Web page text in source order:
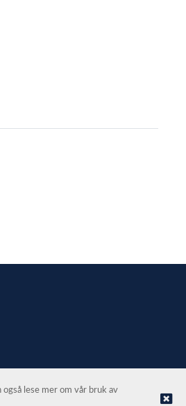
lese mer om vår bruk av